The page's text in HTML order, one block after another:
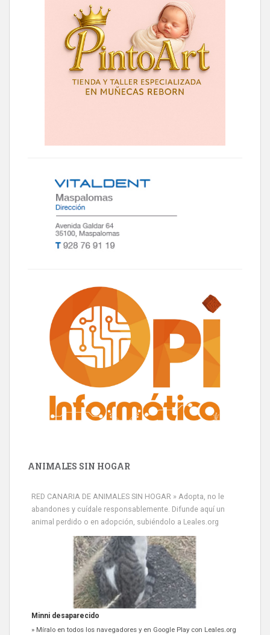
ANIMALES SIN HOGAR
RED CANARIA DE ANIMALES SIN HOGAR » Adopta, no le
abandones y cuídale responsablemente. Difunde aquí un
animal perdido o en adopción, subiéndolo a Leales.org
Minni desaparecido
» Míralo en todos los navegadores y en Google Play con Leales.org